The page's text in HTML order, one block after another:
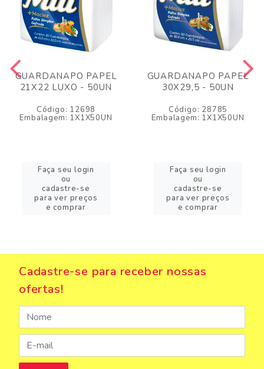
GUARDANAPO PAPEL
21X22 LUXO - 50UN
Código: 12698
Embalagem: 1X1X50UN
Faça seu login
ou
cadastre-se
para ver preços
e comprar
GUARDANAPO PAPEL
30X29,5 - 50UN
Código: 28785
Embalagem: 1X1X50UN
Faça seu login
ou
cadastre-se
para ver preços
e comprar
Cadastre-se para receber nossas
ofertas!